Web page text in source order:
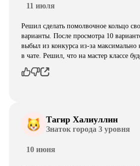
11 июля
Решил сделать помолвочное кольцо
варианты. После просмотра 10
выбыл из конкурса из-за максимально
в чате. Решил, что на мастер классе
Тагир Халиуллин
Знаток города 3 уровня
10 июня